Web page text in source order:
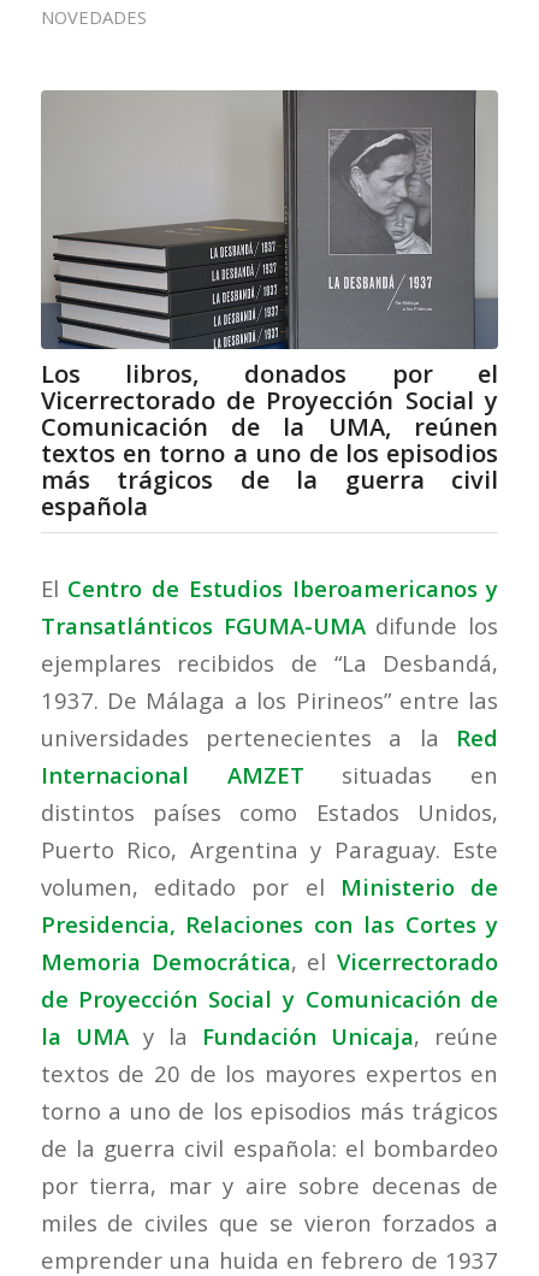
NOVEDADES
Los libros, donados por el
Vicerrectorado de Proyección Social y
Comunicación de la UMA, reúnen
textos en torno a uno de los episodios
más trágicos de la guerra civil
española
El Centro de Estudios Iberoamericanos y
Transatlánticos FGUMA-UMAdifunde los
ejemplares recibidos de “La Desbandá,
1937. De Málaga a los Pirineos” entre las
universidades pertenecientes a la Red
Internacional AMZET
situadas en
distintos países como Estados Unidos,
Puerto Rico, Argentina y Paraguay. Este
volumen, editado por el Ministerio de
Presidencia, Relaciones con las Cortes y
Memoria Democrática, elVicerrectorado
de Proyección Social y Comunicación de
la UMAy la Fundación Unicaja, reúne
textos de 20 de los mayores expertos en
torno a uno de los episodios más trágicos
de la guerra civil española: el bombardeo
por tierra, mar y aire sobre decenas de
miles de civiles que se vieron forzados a
emprender una huida en febrero de 1937